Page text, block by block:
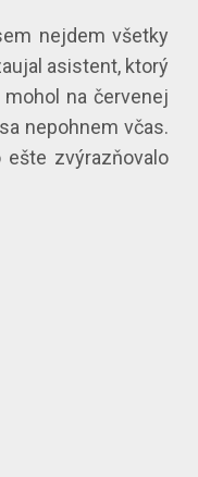
nejdem všetky
asistent, ktorý
na červenej
nepohnem včas.
ešte zvýrazňovalo